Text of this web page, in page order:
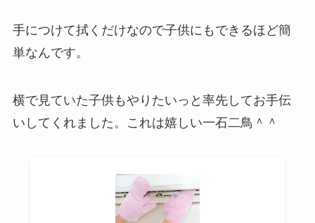
手につけて拭くだけなので子供にもできるほど簡
単なんです。
横で見ていた子供もやりたいっと率先してお手伝
いしてくれました。これは嬉しい一石二鳥＾＾